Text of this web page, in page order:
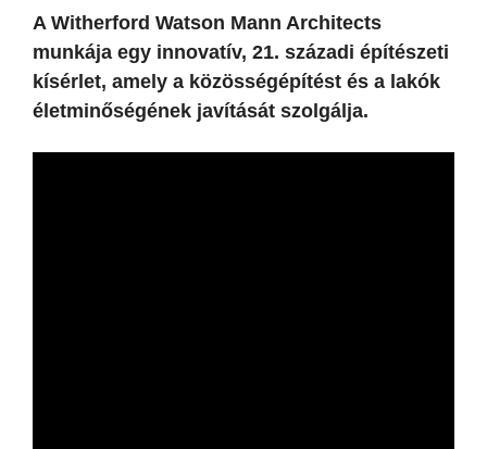
A Witherford Watson Mann Architects
munkája egy innovatív, 21. századi építészeti
kísérlet, amely a közösségépítést és a lakók
életminőségének javítását szolgálja.